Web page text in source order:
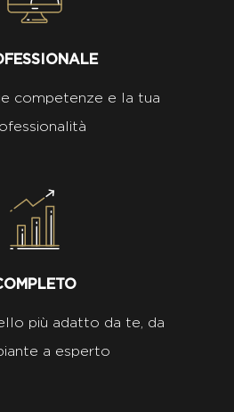
competenze e la tua
più adatto da te, da
a esperto